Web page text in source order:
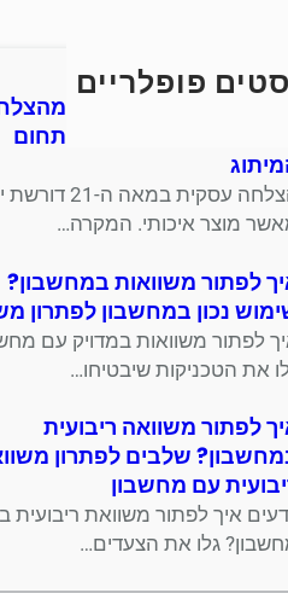
פופלריים
חמש אסטרטגיות למידה
חנות סנדלים מסורתית בתחום
הצלחה עסקית במאה ה-
מוצר איכותי. המקרה…
לפתור משוואות במחשבון?
נכון במחשבון לפתרון
לפתור משוואות במדויק עם
את הטכניקות שיבטיחו…
לפתור משוואה ריבועית
שלבים לפתרון
עם מחשבון
איך לפתור משוואת ריבועית
גלו את הצעדים…